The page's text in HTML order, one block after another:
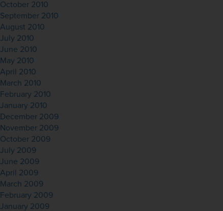
October 2010
September 2010
August 2010
July 2010
June 2010
May 2010
April 2010
March 2010
February 2010
January 2010
December 2009
November 2009
October 2009
July 2009
June 2009
April 2009
March 2009
February 2009
January 2009